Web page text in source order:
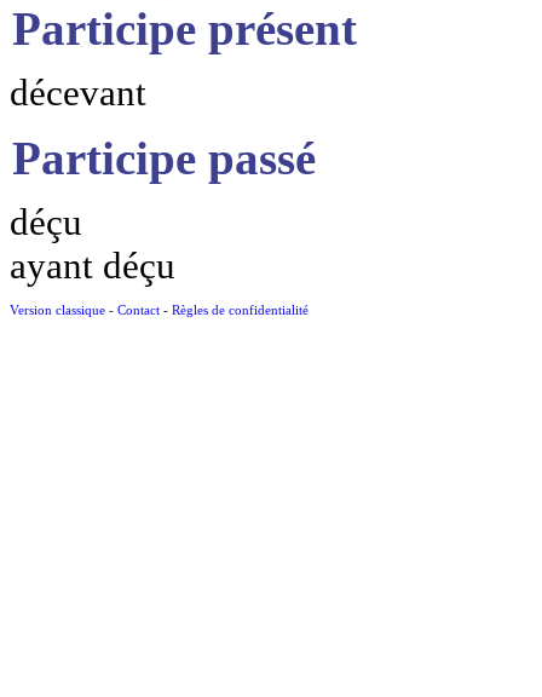
Participe présent
décevant
Participe passé
déçu
ayant déçu
Version classique - Contact - Règles de confidentialité